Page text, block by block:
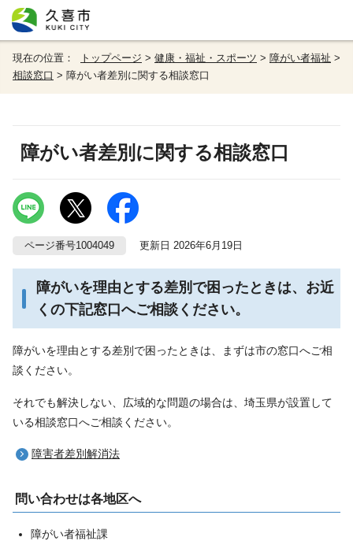
現在の位置： トップページ > 健康・福祉・スポーツ > 障がい者福祉 >
相談窓口 > 障がい者差別に関する相談窓口
障がい者差別に関する相談窓口
ページ番号1004049 更新日 2026年6月19日
障がいを理由とする差別で困ったときは、お近
くの下記窓口へご相談ください。
障がいを理由とする差別で困ったときは、まずは市の窓口へご相
談ください。
それでも解決しない、広域的な問題の場合は、埼玉県が設置して
いる相談窓口へご相談ください。
障害者差別解消法
問い合わせは各地区へ
障がい者福祉課